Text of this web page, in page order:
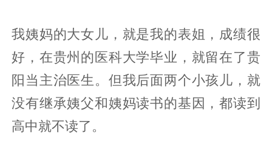
我姨妈的大女儿，就是我的表姐，成绩很
好，在贵州的医科大学毕业，就留在了贵
阳当主治医生。但我后面两个小孩儿，就
没有继承姨父和姨妈读书的基因，都读到
高中就不读了。